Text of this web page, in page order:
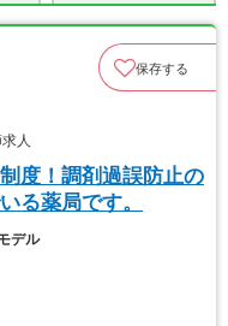
保存する
人
度！調剤過誤防止の
る薬局です。
デル